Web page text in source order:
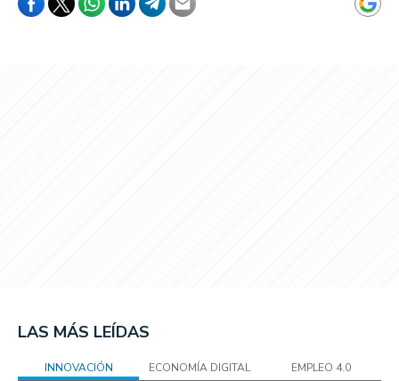
LAS MÁS LEÍDAS
INNOVACIÓN ECONOMÍA DIGITAL EMPLEO 4.0